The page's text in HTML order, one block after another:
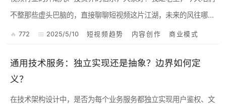
不整那些虚头巴脑的，直接聊聊短视频这片江湖，未来的风往哪儿
吹，浪往哪儿打。毕竟，谁不想站在风口上，猪都能飞起来，更何
772 2025/5/10 短视频趋势 内容创作 商业模式
通用技术服务：独立实现还是抽象？边界如何定
义？
在技术架构设计中，是否为每个业务服务都独立实现用户鉴权、文